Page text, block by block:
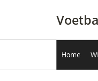
inhoud
Home